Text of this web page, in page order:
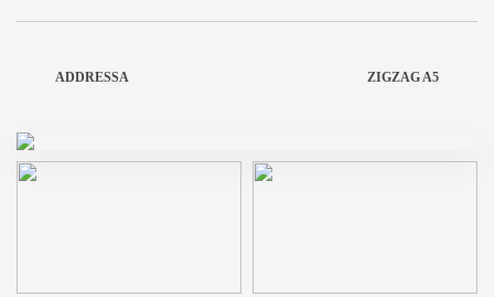
ADDRESSA ZIGZAG A5